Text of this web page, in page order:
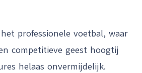
professionele voetbal, waar
competitieve geest hoogtij
helaas onvermijdelijk.